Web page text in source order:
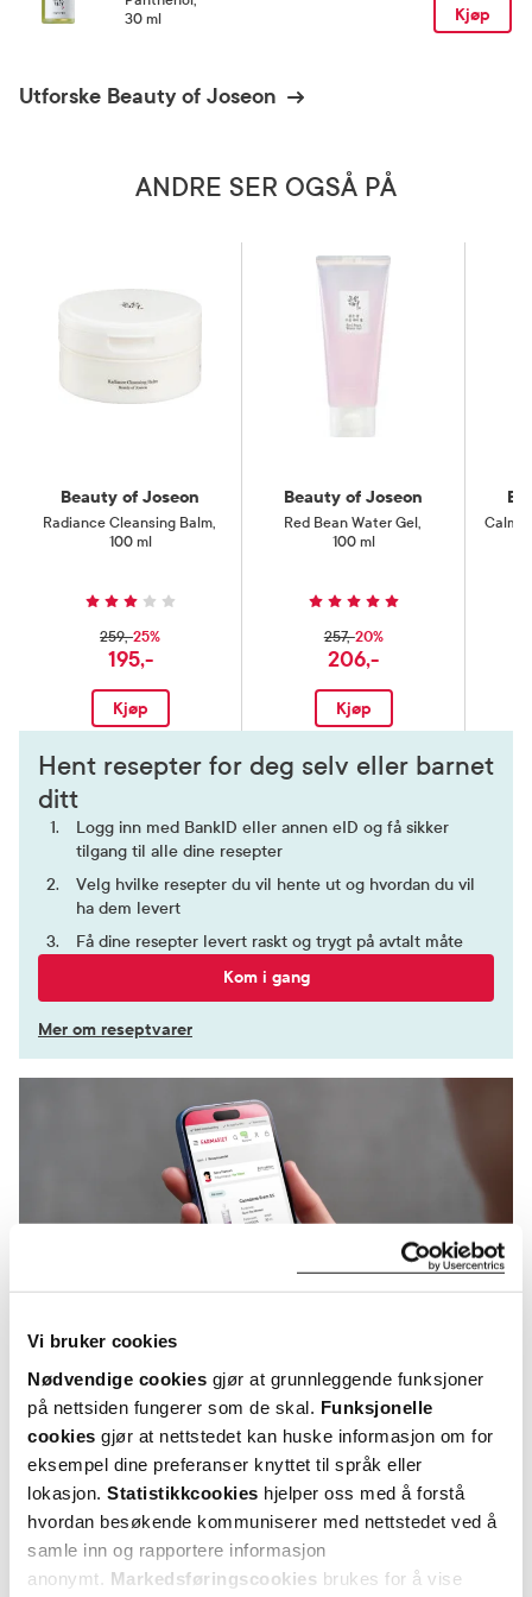
Vi bruker cookies
Nødvendige cookies gjør at grunnleggende funksjoner
på nettsiden fungerer som de skal. Funksjonelle
cookies gjør at nettstedet kan huske informasjon om for
eksempel dine preferanser knyttet til språk eller
lokasjon. Statistikkcookies hjelper oss med å forstå
hvordan besøkende kommuniserer med nettstedet ved å
samle inn og rapportere informasjon
anonymt. Markedsføringscookies brukes for å vise
30 ml
Kjøp
Utforske Beauty of Joseon
ANDRE SER OGSÅ PÅ
Beauty of Joseon
Radiance Cleansing Balm,
100 ml
259,-25%
195,-
Kjøp
Beauty of Joseon
Red Bean Water Gel ,
100 ml
257,-20%
206,-
Kjøp
Hent resepter for deg selv eller barnet
ditt
Logg inn med BankID eller annen eID og få sikker
tilgang til alle dine resepter
Velg hvilke resepter du vil hente ut og hvordan du vil
ha dem levert
Få dine resepter levert raskt og trygt på avtalt måte
Kom i gang
Mer om reseptvarer
KUNDEANMELDELSER
4 anmeldelser